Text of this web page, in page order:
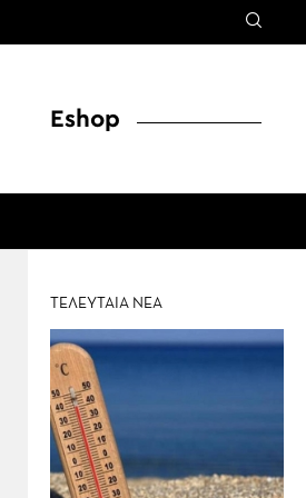
Eshop
ΤΕΛΕΥΤΑΙΑ ΝΕΑ